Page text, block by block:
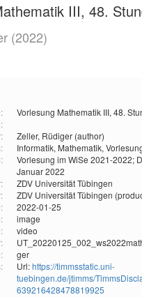
III, 48.
(2022)
Vorlesung Mathematik III, 48.
Zeller, Rüdiger (author)
Informatik, Mathematik,
Vorlesung im WiSe 2021-2022;
Januar 2022
ZDV Universität Tübingen
ZDV Universität Tübingen
2022-01-25
image
video
ger
Url:https://timmsstatic.uni-
tuebingen.de/jtimms/
639216428478819925